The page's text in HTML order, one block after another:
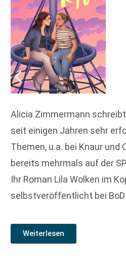
Alicia Zimmermann
seit einigen Jahren sehr
Themen, u.a. bei Knaur und
bereits mehrmals auf der
Ihr Roman Lila Wolken im
selbstveröffentlicht bei BoD
Weiterlesen